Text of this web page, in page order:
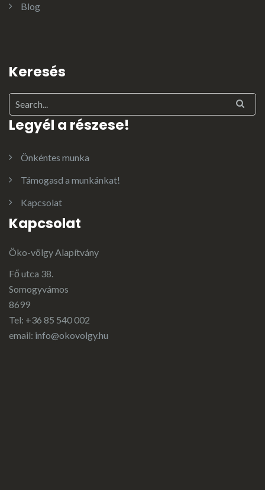
Blog
Keresés
Legyél a részese!
Önkéntes munka
Támogasd a munkánkat!
Kapcsolat
Kapcsolat
Öko-völgy Alapítvány
Fő utca 38.
Somogyvámos
8699
Tel: +36 85 540 002
email: info@okovolgy.hu